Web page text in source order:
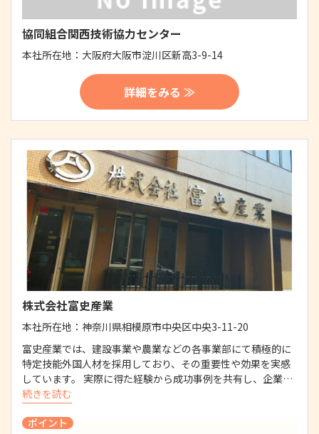
協同組合関西技術協力センター
本社所在地： 大阪府大阪市淀川区新高3-9-14
詳細をみる ≫
株式会社富史産業
本社所在地： 神奈川県相模原市中央区中央3-11-20
富史産業では、建設事業や農業などの各事業部にて積極的に
特定技能外国人材を採用しており、その重要性や効果を実感
しています。 実際に得た経験から成功事例を共有し、企業…
続きを読む
ポイント